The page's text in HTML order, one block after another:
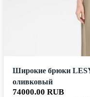
Широкие брюки
оливковый
74000.00 RUB